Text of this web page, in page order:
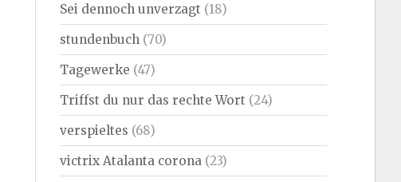
Sei dennoch unverzagt (18)
stundenbuch (70)
Tagewerke (47)
Triffst du nur das rechte Wort (24)
verspieltes (68)
victrix Atalanta corona (23)